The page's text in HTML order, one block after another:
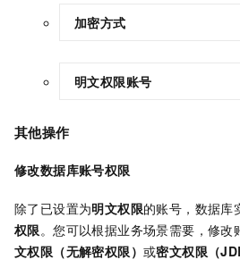
加密方式
明文权限账号
其他操作
修改数据库账号权限
除了已设置为明文权限的账号，数据库
权限 。您可以根据业务场景需要，修改
文权限（无解密权限） 或密文权限（